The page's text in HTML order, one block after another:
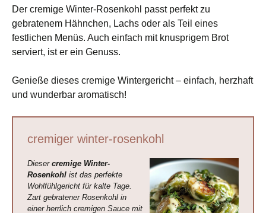
Der cremige Winter-Rosenkohl passt perfekt zu
gebratenem Hähnchen, Lachs oder als Teil eines
festlichen Menüs. Auch einfach mit knusprigem Brot
serviert, ist er ein Genuss.
Genieße dieses cremige Wintergericht – einfach, herzhaft
und wunderbar aromatisch!
cremiger winter-rosenkohl
Diesercremige Winter-
Rosenkohl ist das perfekte
Wohlfühlgericht für kalte Tage.
Zart gebratener Rosenkohl in
einer herrlich cremigen Sauce mit